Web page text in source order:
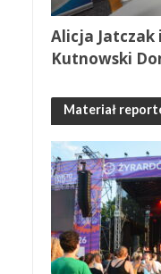
Alicja Jatczak
Kutnowski
Materiał